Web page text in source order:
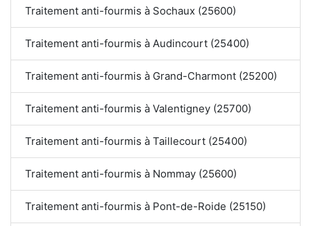
Traitement anti-fourmis à Sochaux (25600)
Traitement anti-fourmis à Audincourt (25400)
Traitement anti-fourmis à Grand-Charmont (25200)
Traitement anti-fourmis à Valentigney (25700)
Traitement anti-fourmis à Taillecourt (25400)
Traitement anti-fourmis à Nommay (25600)
Traitement anti-fourmis à Pont-de-Roide (25150)